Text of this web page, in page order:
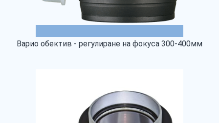
Варио обектив - регулиране на фокуса 300-400мм